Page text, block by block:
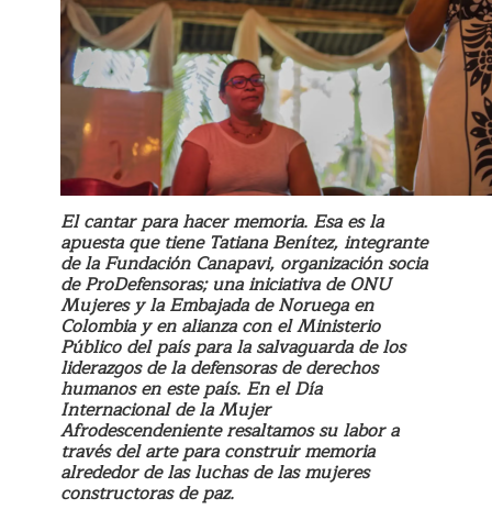
El cantar para hacer memoria. Esa es la
apuesta que tiene Tatiana Benítez, integrante
de la Fundación Canapavi, organización socia
de ProDefensoras; una iniciativa de ONU
Mujeres y la Embajada de Noruega en
Colombia y en alianza con el Ministerio
Público del país para la salvaguarda de los
liderazgos de la defensoras de derechos
humanos en este país. En el Día
Internacional de la Mujer
Afrodescendeniente resaltamos su labor a
través del arte para construir memoria
alrededor de las luchas de las mujeres
constructoras de paz.